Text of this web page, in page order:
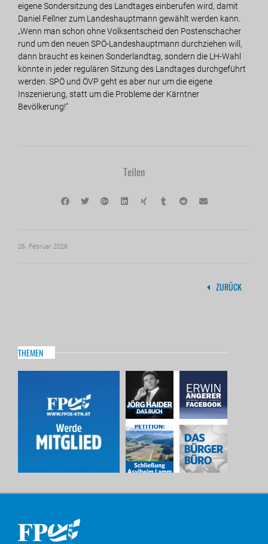
eigene Sondersitzung des Landtages einberufen wird, damit
Daniel Fellner zum Landeshauptmann gewählt werden kann.
„Wenn man schon ohne Volksentscheid den Postenschacher
rund um den neuen SPÖ-Landeshauptmann durchziehen will,
dann braucht es keinen Sonderlandtag, sondern die LH-Wahl
könnte in jeder regulären Sitzung des Landtages durchgeführt
werden. SPÖ und ÖVP geht es aber nur um die eigene
Inszenierung, statt um die Probleme der Kärntner
Bevölkerung!“
Teilen
26. Februar 2026
ZURÜCK
THEMEN